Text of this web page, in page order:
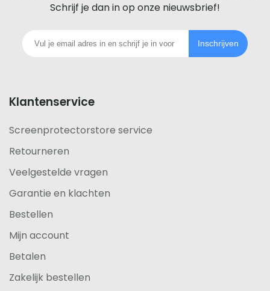
iedere
telefoon
Schrijf je dan in op onze nieuwsbrief!
Inschrijven
Klantenservice
Screenprotectorstore service
Retourneren
Veelgestelde vragen
Garantie en klachten
Bestellen
Mijn account
Betalen
Zakelijk bestellen